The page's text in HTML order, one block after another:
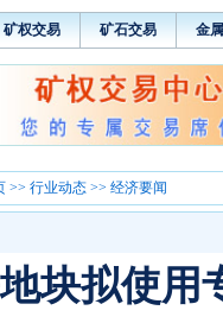
矿权交易 矿石交易 金
>> 行业动态 >> 经济要闻
块拟使用